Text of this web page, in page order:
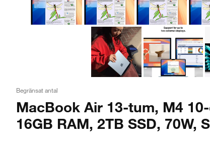
Begränsat antal
MacBook Air 13-tum, M4
16GB RAM, 2TB SSD, 70W,